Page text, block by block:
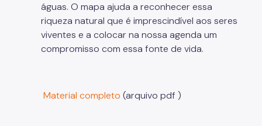
Mudanças Climáticas
Comitê do Clima
águas. O mapa ajuda a reconhecer essa
riqueza natural que é imprescindível aos seres
viventes e a colocar na nossa agenda um
compromisso com essa fonte de vida.
Material completo (arquivo pdf )